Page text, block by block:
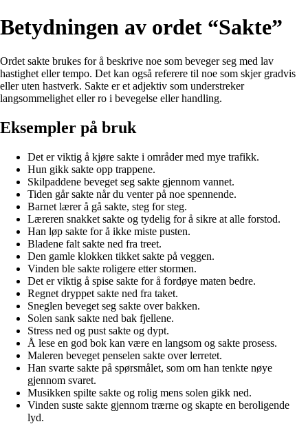
Betydningen av ordet “Sakte”
Ordet sakte brukes for å beskrive noe som beveger seg med lav
hastighet eller tempo. Det kan også referere til noe som skjer gradvis
eller uten hastverk. Sakte er et adjektiv som understreker
langsommelighet eller ro i bevegelse eller handling.
Eksempler på bruk
Det er viktig å kjøre sakte i områder med mye trafikk.
Hun gikk sakte opp trappene.
Skilpaddene beveget seg sakte gjennom vannet.
Tiden går sakte når du venter på noe spennende.
Barnet lærer å gå sakte, steg for steg.
Læreren snakket sakte og tydelig for å sikre at alle forstod.
Han løp sakte for å ikke miste pusten.
Bladene falt sakte ned fra treet.
Den gamle klokken tikket sakte på veggen.
Vinden ble sakte roligere etter stormen.
Det er viktig å spise sakte for å fordøye maten bedre.
Regnet dryppet sakte ned fra taket.
Sneglen beveget seg sakte over bakken.
Solen sank sakte ned bak fjellene.
Stress ned og pust sakte og dypt.
Å lese en god bok kan være en langsom og sakte prosess.
Maleren beveget penselen sakte over lerretet.
Han svarte sakte på spørsmålet, som om han tenkte nøye
gjennom svaret.
Musikken spilte sakte og rolig mens solen gikk ned.
Vinden suste sakte gjennom trærne og skapte en beroligende
lyd.